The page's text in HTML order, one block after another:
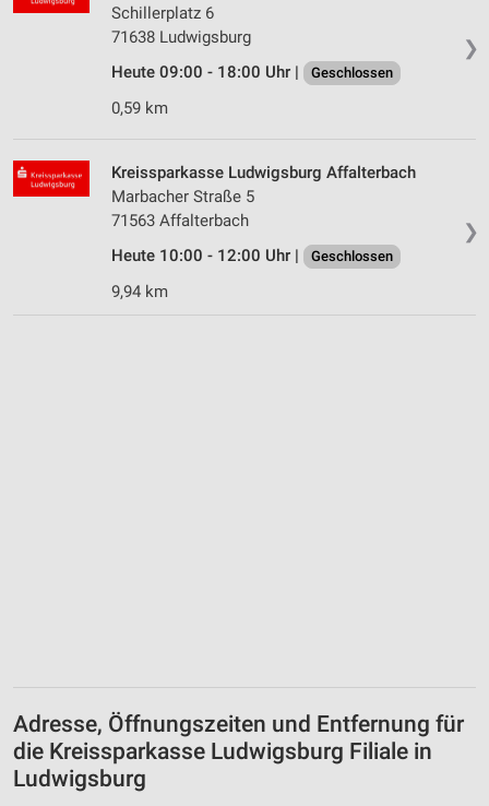
❯
Schillerplatz 6
71638 Ludwigsburg
Heute 09:00 - 18:00 Uhr |
Geschlossen
0,59 km
❯
Kreissparkasse Ludwigsburg Affalterbach
Marbacher Straße 5
71563 Affalterbach
Heute 10:00 - 12:00 Uhr |
Geschlossen
9,94 km
Adresse, Öffnungszeiten und Entfernung für
die Kreissparkasse Ludwigsburg Filiale in
Ludwigsburg